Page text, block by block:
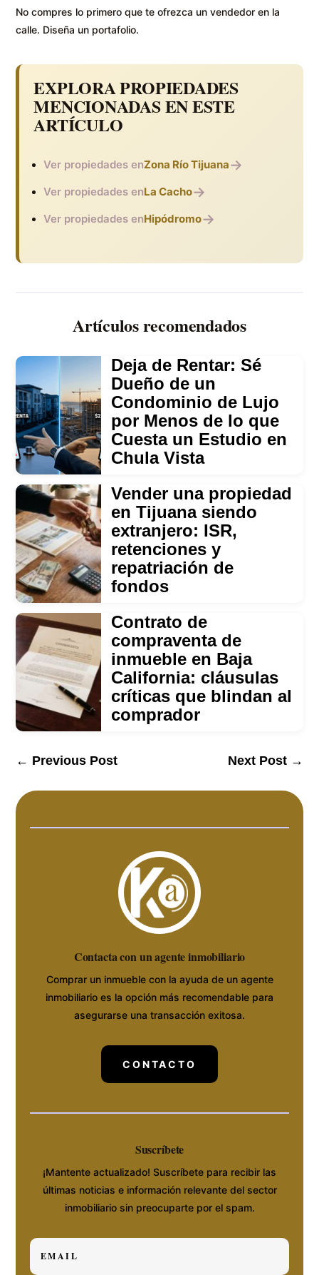
No compres lo primero que te ofrezca un vendedor en la
calle. Diseña un portafolio.
EXPLORA PROPIEDADES
MENCIONADAS EN ESTE
ARTÍCULO
Ver propiedades enZona Río Tijuana→
Ver propiedades enLa Cacho→
Ver propiedades enHipódromo→
Artículos recomendados
Deja de Rentar: Sé
Dueño de un
Condominio de Lujo
por Menos de lo que
Cuesta un Estudio en
Chula Vista
Vender una propiedad
en Tijuana siendo
extranjero: ISR,
retenciones y
repatriación de
fondos
Contrato de
compraventa de
inmueble en Baja
California: cláusulas
críticas que blindan al
comprador
← Previous Post Next Post→
Contacta con un agente inmobiliario
Comprar un inmueble con la ayuda de un agente
inmobiliario es la opción más recomendable para
asegurarse una transacción exitosa.
CONTACTO
Suscríbete
¡Mantente actualizado! Suscríbete para recibir las
últimas noticias e información relevante del sector
inmobiliario sin preocuparte por el spam.